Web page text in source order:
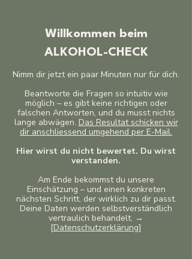
Willkommen beim
ALKOHOL-CHECK
Nimm dir jetzt ein paar Minuten nur für dich.
Beantworte die Fragen so intuitiv wie
möglich – es gibt keine richtigen oder
falschen Antworten, und du musst nichts
lange abwägen. Das Resultat schicken wir
dir anschliessend umgehend per E-Mail.
Hier wirst du nicht bewertet. Du wirst
verstanden.
Am Ende bekommst du unsere
Einschätzung – und einen konkreten
nächsten Schritt, der wirklich zu dir passt.
Deine Daten werden selbstverständlich
vertraulich behandelt. →
[Datenschutzerklärung]